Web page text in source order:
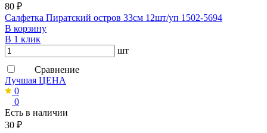
80 ₽
Салфетка Пиратский остров 33см 12шт/уп 1502-5694
В корзину
В 1 клик
шт
Сравнение
Лучшая ЦЕНА
0
0
Есть в наличии
30 ₽